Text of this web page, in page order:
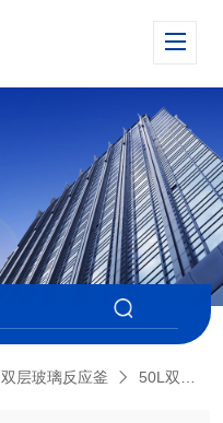
双层玻璃反应釜 50L双层玻璃反应釜